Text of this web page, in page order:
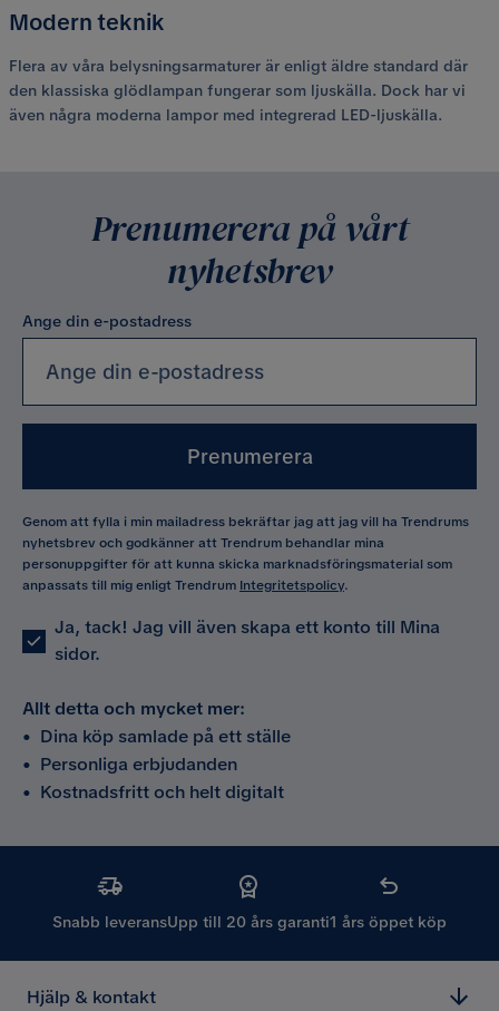
Modern teknik
Flera av våra belysningsarmaturer är enligt äldre standard där
den klassiska glödlampan fungerar som ljuskälla. Dock har vi
även några moderna lampor med integrerad LED-ljuskälla.
Prenumerera på vårt
nyhetsbrev
Ange din e-postadress
Prenumerera
Genom att fylla i min mailadress bekräftar jag att jag vill ha Trendrums
nyhetsbrev och godkänner att Trendrum behandlar mina
personuppgifter för att kunna skicka marknadsföringsmaterial som
anpassats till mig enligt Trendrum Integritetspolicy.
Ja, tack! Jag vill även skapa ett konto till Mina
sidor.
Allt detta och mycket mer:
• Dina köp samlade på ett ställe
• Personliga erbjudanden
• Kostnadsfritt och helt digitalt
Snabb leveransUpp till 20 års garanti1 års öppet köp
Hjälp & kontakt